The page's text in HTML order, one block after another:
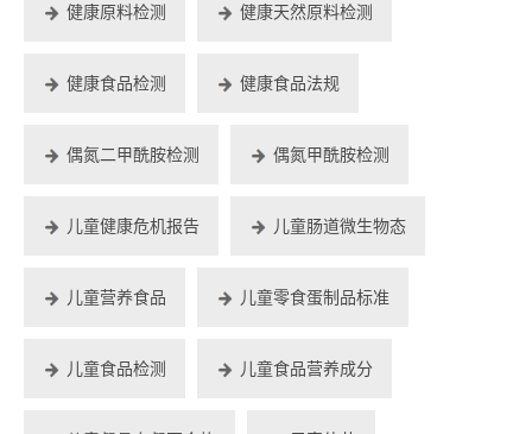
健康原料检测 健康天然原料检测
健康食品检测 健康食品法规
偶氮二甲酰胺检测 偶氮甲酰胺检测
儿童健康危机报告 儿童肠道微生物态
儿童营养食品 儿童零食蛋制品标准
儿童食品检测 儿童食品营养成分